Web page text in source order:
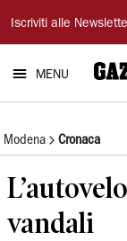
Gazzetta
di
Modena
Iscriviti alle
MENU
Modena Cronaca
vandali